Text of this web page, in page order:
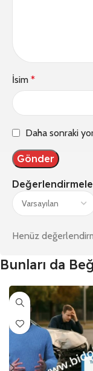
Henüz
İsim *
Daha sonraki
Bunları da